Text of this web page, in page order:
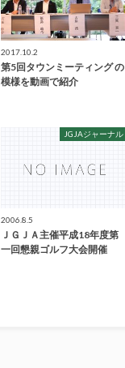
2017.10.2
第5回タウンミーティング の
模様を動画で紹介
JGJAジャーナル
2006.8.5
ＪＧＪＡ主催平成18年度第
一回懇親ゴルフ大会開催